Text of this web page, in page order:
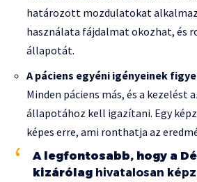
határozott mozdulatokat
használata fájdalmat okozhat, és
állapotát.
A páciens egyéni igényeinek
Minden páciens más, és a kezelést
állapotához kell igazítani. Egy
képes erre, ami ronthatja az
A legfontosabb, hogy a
kizárólag hivatalosan